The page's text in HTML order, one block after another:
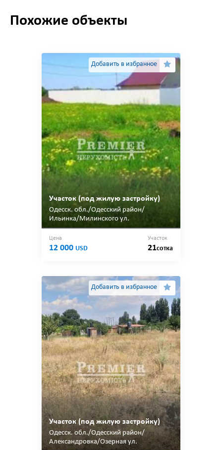
Похожие объекты
Добавить в избранное
Участок (под жилую застройку)
Одесcк. обл./Одесский район/
Ильинка/Милинского ул.
Цена
12 000 USD
Участок
21сотка
Добавить в избранное
Участок (под жилую застройку)
Одесcк. обл./Одесский район/
Александровка/Озерная ул.